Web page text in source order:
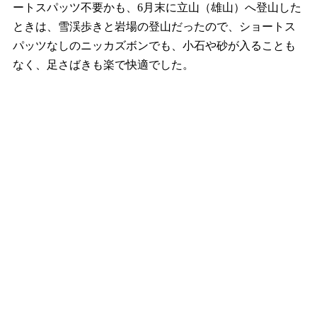
ートスパッツ不要かも、6月末に立山（雄山）へ登山した
ときは、雪渓歩きと岩場の登山だったので、ショートス
パッツなしのニッカズボンでも、小石や砂が入ることも
なく、足さばきも楽で快適でした。